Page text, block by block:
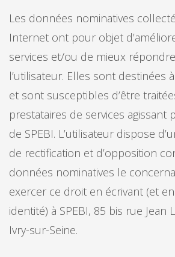
Les données nominatives
Internet ont pour objet
services et/ou de mieux
l’utilisateur. Elles sont destinées à
et sont susceptibles d’être
prestataires de services agissant
de SPEBI. L’utilisateur dispose
de rectification et d’opposition
données nominatives le
exercer ce droit en écrivant (et
identité) à SPEBI, 85 bis rue Jean
Ivry-sur-Seine.